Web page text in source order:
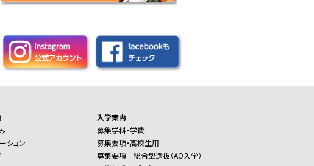
ション
入学案内
募集学科・学費
募集要項・高校生用
募集要項 総合型選抜（AO入学）